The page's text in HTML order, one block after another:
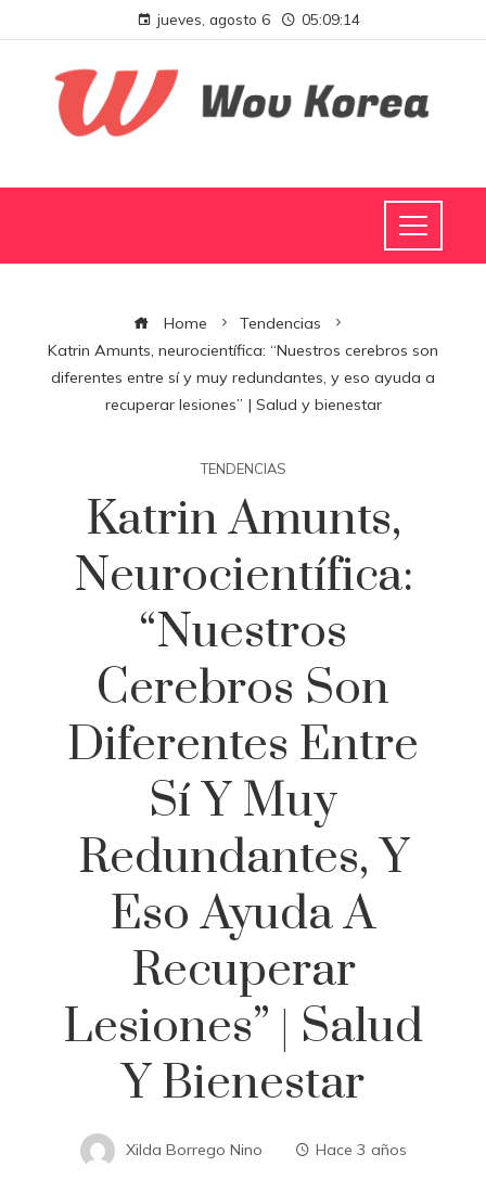
jueves, agosto 6 05:09:15
Home
Tendencias
Katrin Amunts, neurocientífica: “Nuestros cerebros son
diferentes entre sí y muy redundantes, y eso ayuda a
recuperar lesiones” | Salud y bienestar
TENDENCIAS
Katrin Amunts,
Neurocientífica:
“Nuestros
Cerebros Son
Diferentes Entre
Sí Y Muy
Redundantes, Y
Eso Ayuda A
Recuperar
Lesiones” | Salud
Y Bienestar
Xilda Borrego Nino Hace 3 años